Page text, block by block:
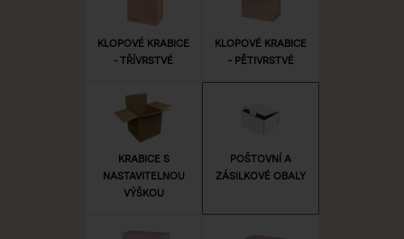
KLOPOVÉ KRABICE
- TŘÍVRSTVÉ
KLOPOVÉ KRABICE
- PĚTIVRSTVÉ
KRABICE S
NASTAVITELNOU
VÝŠKOU
POŠTOVNÍ A
ZÁSILKOVÉ OBALY